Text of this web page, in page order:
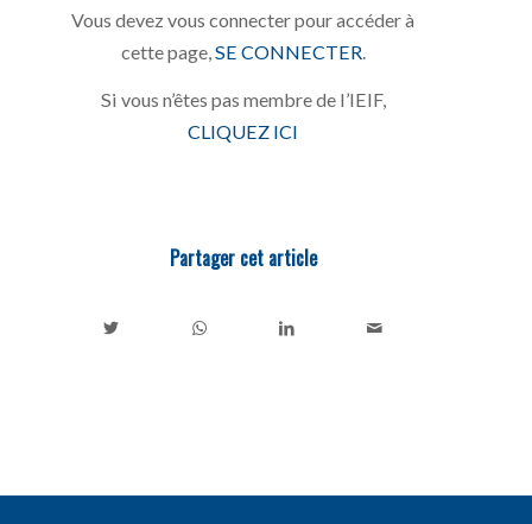
Vous devez vous connecter pour accéder à
cette page, SE CONNECTER
Si vous n’êtes pas membre de l’IEIF,
CLIQUEZ ICI
Partager cet article